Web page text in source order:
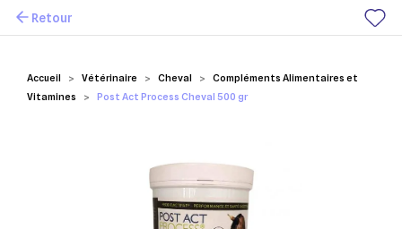
Mes favoris
Accueil Vétérinaire Cheval
Compléments Alimentaires et
Vitamines
Post Act Process Cheval 500 gr
Retour